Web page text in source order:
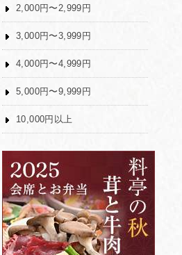
2,000円〜2,999円
3,000円〜3,999円
4,000円〜4,999円
5,000円〜9,999円
10,000円以上